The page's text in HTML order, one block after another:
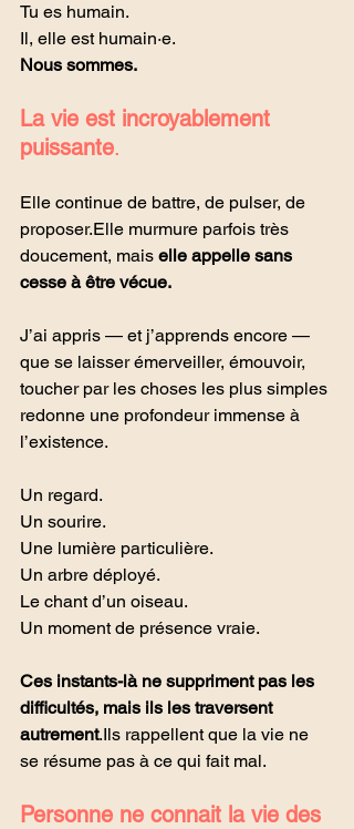
Tu es humain.
Il, elle est humain·e.
Nous sommes.
La vie est incroyablement
puissante.
Elle continue de battre, de pulser, de
proposer.Elle murmure parfois très
doucement, mais elle appelle sans
cesse à être vécue.
J’ai appris — et j’apprends encore —
que se laisser émerveiller, émouvoir,
toucher par les choses les plus simples
redonne une profondeur immense à
l’existence.
Un regard.
Un sourire.
Une lumière particulière.
Un arbre déployé.
Le chant d’un oiseau.
Un moment de présence vraie.
Ces instants-là ne suppriment pas les
difficultés, mais ils les traversent
autrement.Ils rappellent que la vie ne
se résume pas à ce qui fait mal.
Personne ne connait la vie des